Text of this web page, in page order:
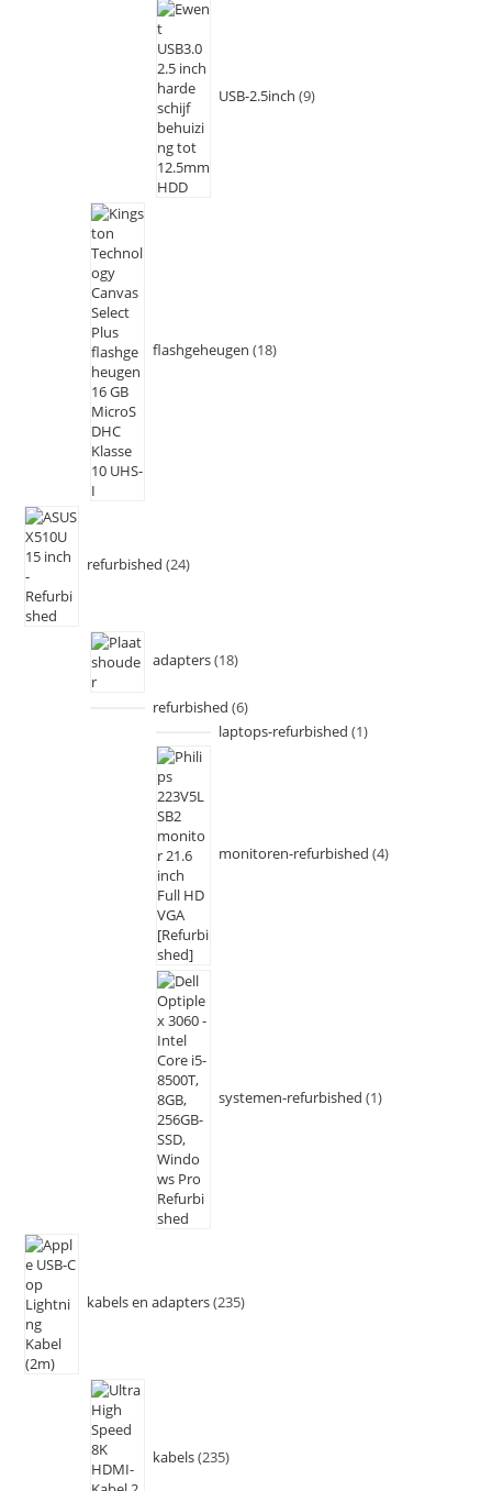
USB-2.5inch 9
flashgeheugen 18
refurbished 24
adapters 18
refurbished 6
laptops-refurbished 1
monitoren-refurbished 4
systemen-refurbished 1
kabels en adapters 235
kabels 235